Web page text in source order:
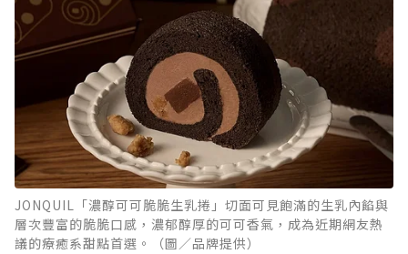
JONQUIL「濃醇可可脆脆生乳捲」切面可見飽滿的生乳內餡與
層次豐富的脆脆口感，濃郁醇厚的可可香氣，成為近期網友熱
議的療癒系甜點首選。（圖／品牌提供）